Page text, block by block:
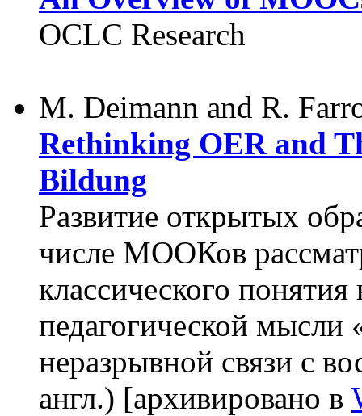
OCLC Research
M. Deimann and R.
Rethinking OER and
Bildung
Развитие открытых
числе МООКов
классического
педагогической
неразрывной связи с
англ.) [архивировано в